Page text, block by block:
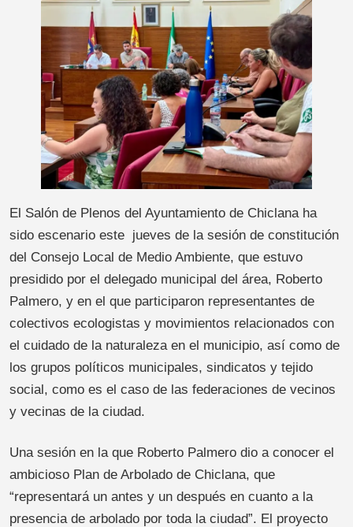
El Salón de Plenos del Ayuntamiento de Chiclana ha
sido escenario este jueves de la sesión de constitución
del Consejo Local de Medio Ambiente, que estuvo
presidido por el delegado municipal del área, Roberto
Palmero, y en el que participaron representantes de
colectivos ecologistas y movimientos relacionados con
el cuidado de la naturaleza en el municipio, así como de
los grupos políticos municipales, sindicatos y tejido
social, como es el caso de las federaciones de vecinos
y vecinas de la ciudad.
Una sesión en la que Roberto Palmero dio a conocer el
ambicioso Plan de Arbolado de Chiclana, que
“representará un antes y un después en cuanto a la
presencia de arbolado por toda la ciudad”. El proyecto